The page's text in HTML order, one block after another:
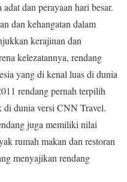
dan perayaan hari besar.
dan kehangatan dalam
kerajinan dan
kelezatannya, rendang
yang di kenal luas di dunia
rendang pernah terpilih
di dunia versi CNN Travel.
juga memiliki nilai
rumah makan dan restoran
menyajikan rendang